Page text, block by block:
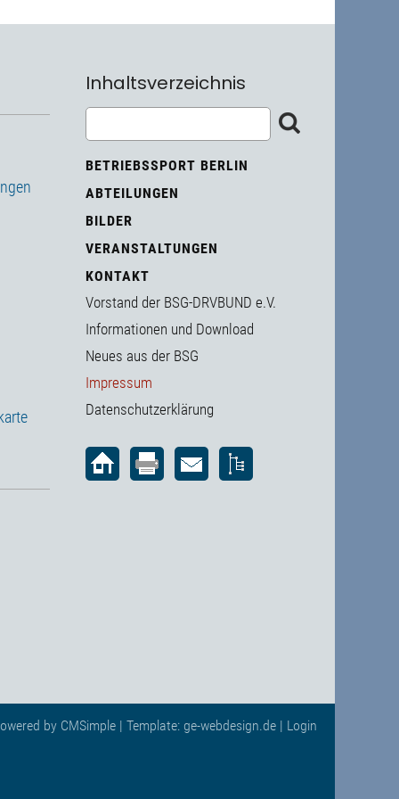
Inhaltsverzeichnis
BETRIEBSSPORT BERLIN
ABTEILUNGEN
BILDER
VERANSTALTUNGEN
KONTAKT
Vorstand der BSG-DRVBUND e.V.
Informationen und Download
Neues aus der BSG
Impressum
Datenschutzerklärung
by CMSimple | Template: ge-webdesign.de | Login